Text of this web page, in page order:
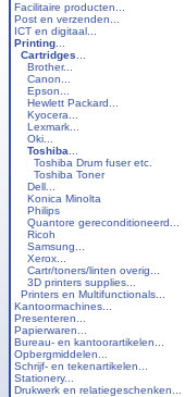
Facilitaire producten...
Post en verzenden...
ICT en digitaal...
Printing
Cartridges
Brother...
Canon...
Epson...
Hewlett Packard...
Kyocera...
Lexmark...
Oki...
Toshiba
Toshiba Drum fuser etc.
Toshiba Toner
Dell...
Konica Minolta
Philips
Quantore gereconditioneerd...
Ricoh
Samsung...
Xerox...
Cartr/toners/linten overig...
3D printers supplies...
Printers en Multifunctionals...
Kantoormachines...
Presenteren...
Papierwaren...
Bureau- en kantoorartikelen...
Opbergmiddelen...
Schrijf- en tekenartikelen...
Stationery...
Drukwerk en relatiegeschenken...